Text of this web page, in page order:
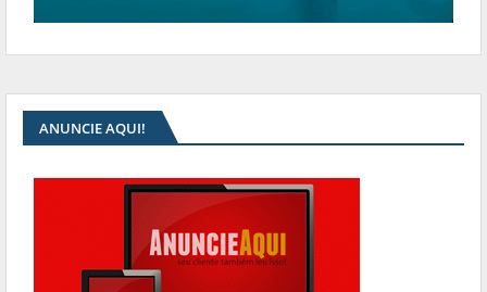
ANUNCIE AQUI!